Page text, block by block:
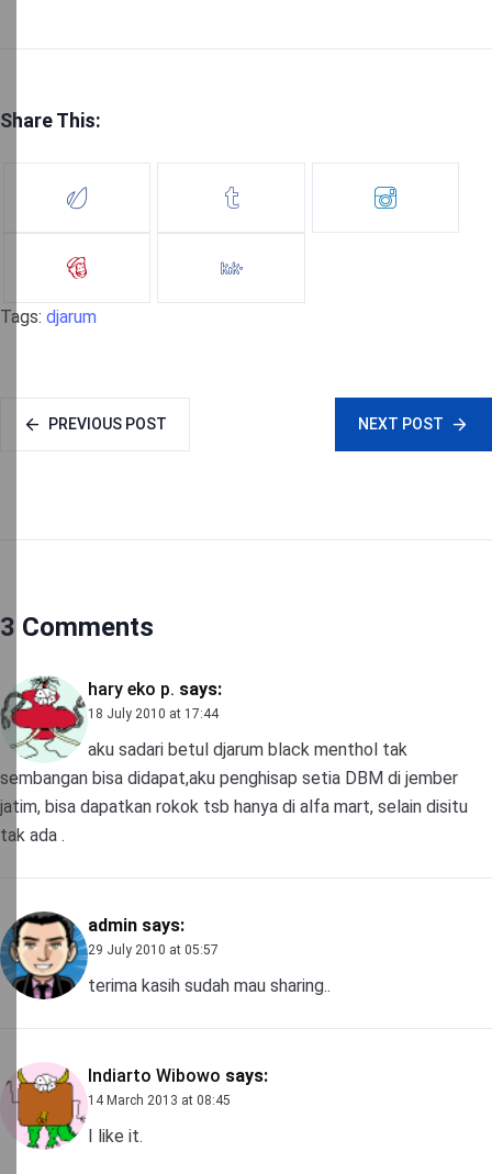
Share This:
Tags: djarum
PREVIOUS POST NEXT POST
3 Comments
hary eko p. says:
18 July 2010 at 17:44
aku sadari betul djarum black menthol tak
sembangan bisa didapat,aku penghisap setia DBM di jember
jatim, bisa dapatkan rokok tsb hanya di alfa mart, selain disitu
tak ada .
admin says:
29 July 2010 at 05:57
terima kasih sudah mau sharing..
Indiarto Wibowo says:
14 March 2013 at 08:45
I like it.